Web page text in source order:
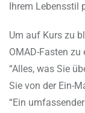
Ihrem Lebensstil
Um auf Kurs zu
OMAD-Fasten
“Alles, was Sie
Sie von der Ein-
“Ein